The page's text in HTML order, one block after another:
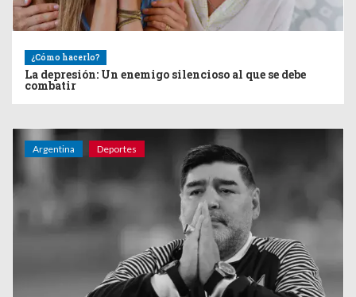
¿Cómo hacerlo?
La depresión: Un enemigo silencioso al que se debe
combatir
Argentina Deportes